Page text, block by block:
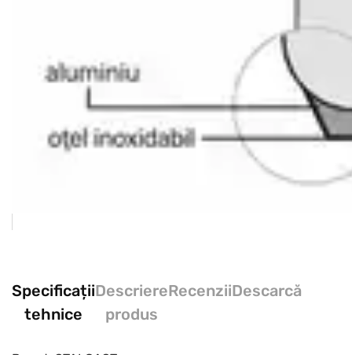
Specificații
tehnice
Descriere
produs
RecenziiDescarcă